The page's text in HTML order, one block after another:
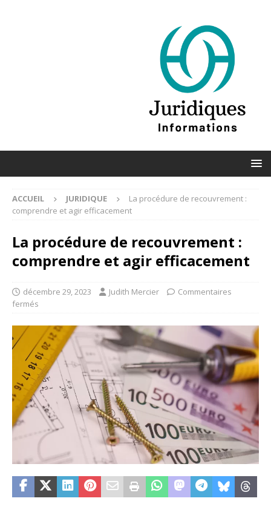
ACCUEIL JURIDIQUE
La procédure de recouvrement :
comprendre et agir efficacement
La procédure de recouvrement :
comprendre et agir efficacement
décembre 29, 2023 Judith Mercier
Commentaires
fermés